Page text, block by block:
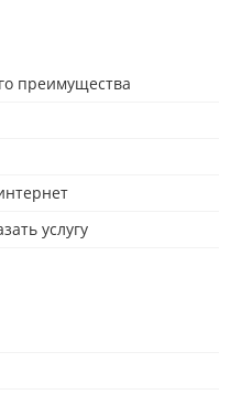
преимущества
услугу